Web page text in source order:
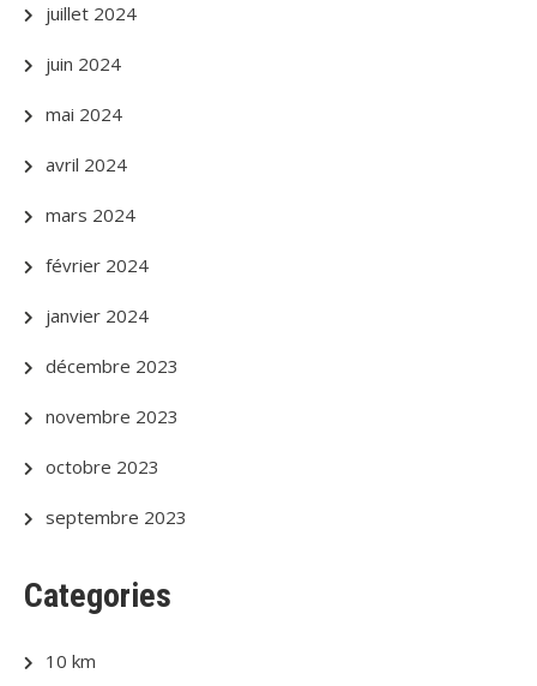
juillet 2024
juin 2024
mai 2024
avril 2024
mars 2024
février 2024
janvier 2024
décembre 2023
novembre 2023
octobre 2023
septembre 2023
Categories
10 km